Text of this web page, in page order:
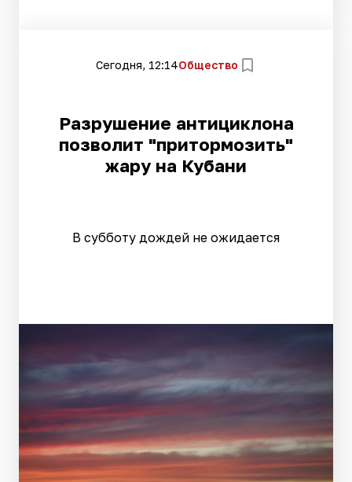
Сегодня, 12:14Общество
Разрушение антициклона
позволит "притормозить"
жару на Кубани
В субботу дождей не ожидается